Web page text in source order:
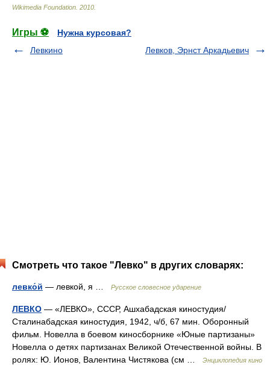
Wikimedia Foundation 2010
Игры ⚽
Нужна курсовая?
Левкино
Левков, Эрнст Аркадьевич
Смотреть что такое "Левко" в других словарях:
левко́й — левкой, я … Русское словесное ударение
ЛЕВКО — «ЛЕВКО», СССР, Ашхабадская киностудия/
Сталинабадская киностудия, 1942, ч/б, 67 мин. Оборонный
фильм. Новелла в боевом киносборнике «Юные партизаны»
Новелла о детях партизанах Великой Отечественной войны. В
ролях: Ю. Ионов, Валентина Чистякова (см …
Энциклопедия кино